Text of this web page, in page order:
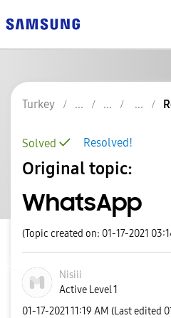
Turkey
Resolved!
Solved
Original topic:
WhatsApp
(Topic created on: 01-17-2021
Nisiii
Active Level 1
‎01-17-2021 11:19 AM (Last edited